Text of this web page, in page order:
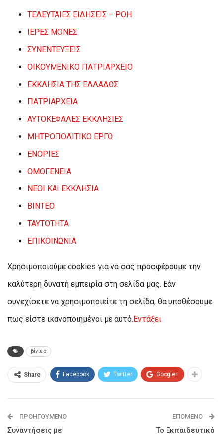
ΤΕΛΕΥΤΑΙΕΣ ΕΙΔΗΣΕΙΣ – ΡΟΗ
ΙΕΡΕΣ ΜΟΝΕΣ
ΣΥΝΕΝΤΕΥΞΕΙΣ
ΟΙΚΟΥΜΕΝΙΚΟ ΠΑΤΡΙΑΡΧΕΙΟ
ΕΚΚΛΗΣΙΑ ΤΗΣ ΕΛΛΑΔΟΣ
ΠΑΤΡΙΑΡΧΕΙΑ
ΑΥΤΟΚΕΦΑΛΕΣ ΕΚΚΛΗΣΙΕΣ
ΜΗΤΡΟΠΟΛΙΤΙΚΟ ΕΡΓΟ
ΕΝΟΡΙΕΣ
ΟΜΟΓΕΝΕΙΑ
ΝΕΟΙ ΚΑΙ ΕΚΚΛΗΣΙΑ
ΒΙΝΤΕΟ
ΤΑΥΤΟΤΗΤΑ
ΕΠΙΚΟΙΝΩΝΙΑ
Χρησιμοποιούμε cookies για να σας προσφέρουμε την
καλύτερη δυνατή εμπειρία στη σελίδα μας. Εάν
συνεχίσετε να χρησιμοποιείτε τη σελίδα, θα υποθέσουμε
πως είστε ικανοποιημένοι με αυτό.Εντάξει
βίντεο
Share Facebook Twitter Google+
ΠΡΟΗΓΟΎΜΕΝΟ
Συναντήσεις με
ΕΠΌΜΕΝΟ
Το Εκπαιδευτικό